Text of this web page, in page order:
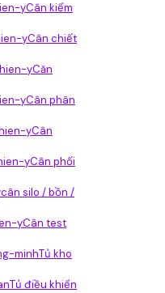
Cân kiểm
Cân chiết
Căn
Cân phân
Cân
Cân phối
cân silo / bồn /
Cân test
Tủ kho
Tủ điều khiển